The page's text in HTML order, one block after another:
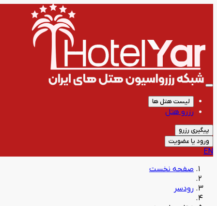
لیست هتل ها
رزرو هتل
پیگیری رزرو
ورود یا عضویت
EN
صفحه نخست
رودسر